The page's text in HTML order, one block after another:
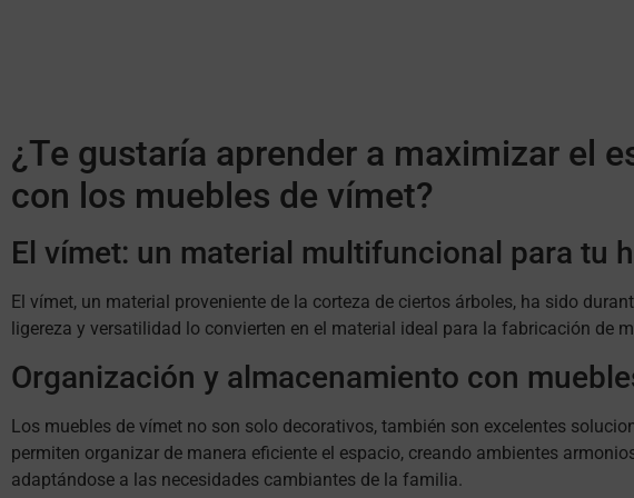
¿Te gustaría aprender a maximizar el
con los muebles de vímet?
El vímet: un material multifuncional para tu
El vímet, un material proveniente de la corteza de ciertos árboles, ha sido
ligereza y versatilidad lo convierten en el material ideal para la fabricación
Organización y almacenamiento con
Los muebles de vímet no son solo decorativos, también son excelentes
permiten organizar de manera eficiente el espacio, creando ambientes
adaptándose a las necesidades cambiantes de la familia.